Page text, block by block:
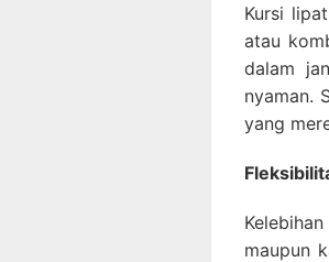
Kursi
atau
dalam
nyaman.
yang
maupun